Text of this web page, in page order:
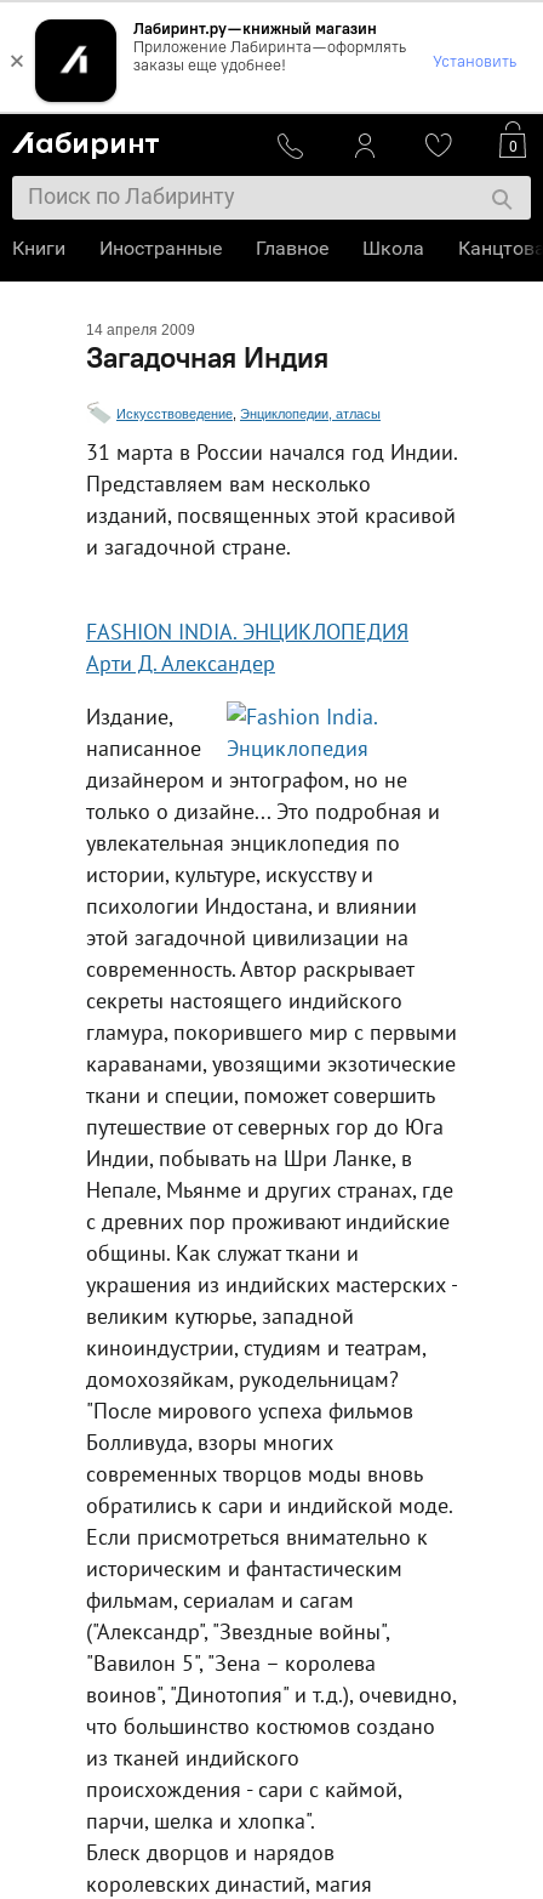
×
Лабиринт.ру — книжный магазин
Приложение Лабиринта — оформлять
заказы еще удобнее!
Установить
14 апреля 2009
Загадочная Индия
Искусствоведение Энциклопедии, атласы
31 марта в России начался год Индии.
Представляем вам несколько
изданий, посвященных этой красивой
и загадочной стране.
FASHION INDIA. ЭНЦИКЛОПЕДИЯ
Арти Д. Александер
Издание,
написанное
дизайнером и энтографом, но не
только о дизайне... Это подробная и
увлекательная энциклопедия по
истории, культуре, искусству и
психологии Индостана, и влиянии
этой загадочной цивилизации на
современность. Автор раскрывает
секреты настоящего индийского
гламура, покорившего мир с первыми
караванами, увозящими экзотические
ткани и специи, поможет совершить
путешествие от северных гор до Юга
Индии, побывать на Шри Ланке, в
Непале, Мьянме и других странах, где
с древних пор проживают индийские
общины. Как служат ткани и
украшения из индийских мастерских -
великим кутюрье, западной
киноиндустрии, студиям и театрам,
домохозяйкам, рукодельницам?
"После мирового успеха фильмов
Болливуда, взоры многих
современных творцов моды вновь
обратились к сари и индийской моде.
Если присмотреться внимательно к
историческим и фантастическим
фильмам, сериалам и сагам
("Александр", "Звездные войны",
"Вавилон 5", "Зена – королева
воинов", "Динотопия" и т.д.), очевидно,
что большинство костюмов создано
из тканей индийского
происхождения - сари с каймой,
парчи, шелка и хлопка".
Блеск дворцов и нарядов
королевских династий, магия
0
Книги Иностранные Главное Школа